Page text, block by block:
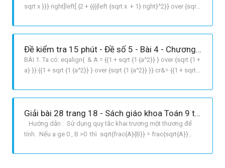
sqrt x }}} right]left[ {2 + {{{{left {sqrt x + 1} right}^2}} over {sqrt
right = left {3 sqrt x } rightleft {3 + sqrt x }
Đề kiểm tra 15 phút - Đề số 5 - Bài 4 - Chương 1 - Đại số 9
BÀI 1. Ta có: eqalign{ & A = {{1 + sqrt {1 {a^2}} } over {sqrt {1 +
a} }}:{{1 + sqrt {1 {a^2}} } over {sqrt {1 {a^2}} }} cr&= {{1 + sqrt
{a^2}} }} cr & = {{sqrt {left {1 a} rightleft {1 + a} right}
Giải bài 28 trang 18 - Sách giáo khoa Toán 9 tập 1
Hướng dẫn : Sử dụng quy tắc khai trương một thương để
tính. Nếu a ge 0 , B >0 thì sqrt{frac{A}{B}} = frac{sqrt{A}}
frac{sqrt{289}}{sqrt{225}} = frac{17}{15} b Ta có sqrt{2